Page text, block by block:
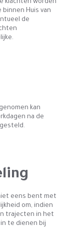
klachten worden
Huis van
de
kan
na de
eens bent met
om, indien
trajecten in het
te dienen bij